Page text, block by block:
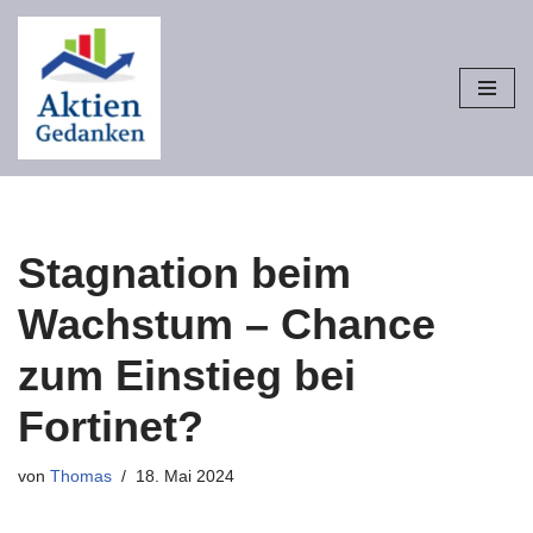
Zum
Inhalt
springen
Stagnation beim
Wachstum – Chance
zum Einstieg bei
Fortinet?
von Thomas 18. Mai 2024